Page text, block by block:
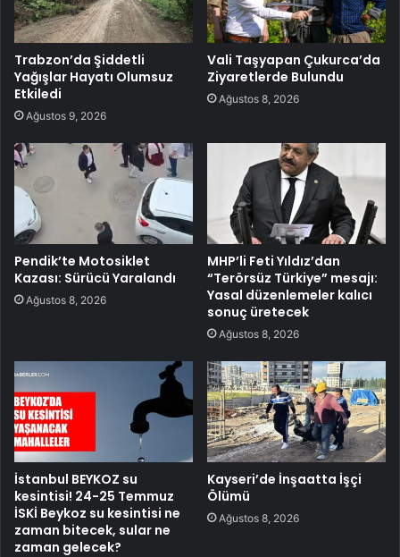
Trabzon’da Şiddetli
Yağışlar Hayatı Olumsuz
Etkiledi
Ağustos 9, 2026
Vali Taşyapan Çukurca’da
Ziyaretlerde Bulundu
Ağustos 8, 2026
Pendik’te Motosiklet
Kazası: Sürücü Yaralandı
Ağustos 8, 2026
MHP’li Feti Yıldız’dan
“Terörsüz Türkiye” mesajı:
Yasal düzenlemeler kalıcı
sonuç üretecek
Ağustos 8, 2026
İstanbul BEYKOZ su
kesintisi! 24-25 Temmuz
İSKİ Beykoz su kesintisi ne
zaman bitecek, sular ne
zaman gelecek?
Kayseri’de İnşaatta İşçi
Ölümü
Ağustos 8, 2026